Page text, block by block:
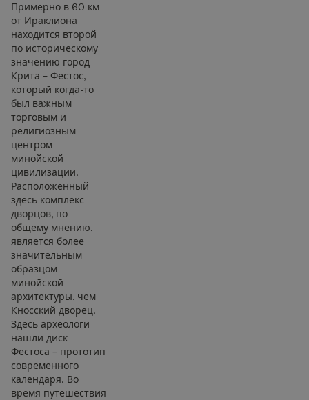
Примерно в 60 км
от Ираклиона
находится второй
по историческому
значению город
Крита – Фестос,
который когда-то
был важным
торговым и
религиозным
центром
минойской
цивилизации.
Расположенный
здесь комплекс
дворцов, по
общему мнению,
является более
значительным
образцом
минойской
архитектуры, чем
Кносский дворец.
Здесь археологи
нашли диск
Фестоса – прототип
современного
календаря. Во
время путешествия